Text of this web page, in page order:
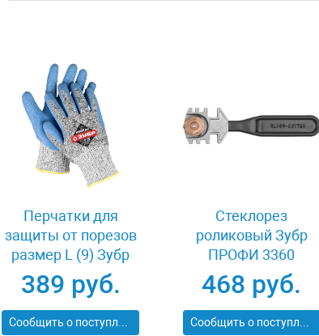
Перчатки для
защиты от порезов
размер L (9) Зубр
11277-L
389 руб.
Сообщить о поступлении
Стеклорез
роликовый Зубр
ПРОФИ 3360
468 руб.
Сообщить о поступлении